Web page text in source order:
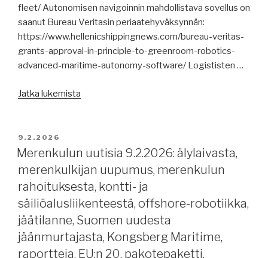
fleet/ Autonomisen navigoinnin mahdollistava sovellus on
saanut Bureau Veritasin periaatehyväksynnän:
https://www.hellenicshippingnews.com/bureau-veritas-
grants-approval-in-principle-to-greenroom-robotics-
advanced-maritime-autonomy-software/ Logististen …
Jatka lukemista
digitalisaatiosta,
merenkulkijoiden
kohtelusta,
alustilauksia,
Venäjän
öljykuljetuksista,
jäätilanne,
mustasta
JULKAISTU
9.2.2026
Merenkulun uutisia 9.2.2026: älylaivasta,
merenkulkijan uupumus, merenkulun
rahoituksesta, kontti- ja
säiliöalusliikenteestä, offshore-robotiikka,
jäätilanne, Suomen uudesta
jäänmurtajasta, Kongsberg Maritime,
raportteja, EU:n 20. pakotepaketti,